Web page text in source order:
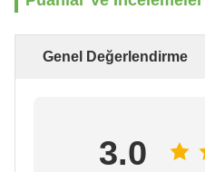
Genel Değerlendirme
3.0